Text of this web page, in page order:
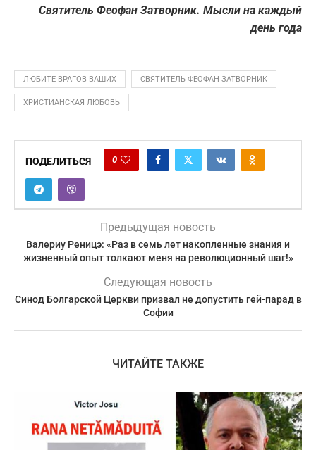
Святитель Феофан Затворник. Мысли на каждый
день года
ЛЮБИТЕ ВРАГОВ ВАШИХ СВЯТИТЕЛЬ ФЕОФАН ЗАТВОРНИК
ХРИСТИАНСКАЯ ЛЮБОВЬ
ПОДЕЛИТЬСЯ 0
Предыдущая новость
Валериу Реницэ: «Раз в семь лет накопленные знания и
жизненный опыт толкают меня на революционный шаг!»
Следующая новость
Синод Болгарской Церкви призвал не допустить гей-парад в
Софии
ЧИТАЙТЕ ТАКЖЕ